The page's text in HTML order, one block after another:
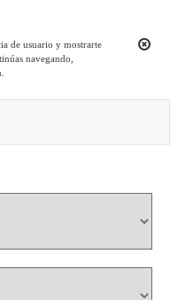
de usuario y mostrarte
navegando,